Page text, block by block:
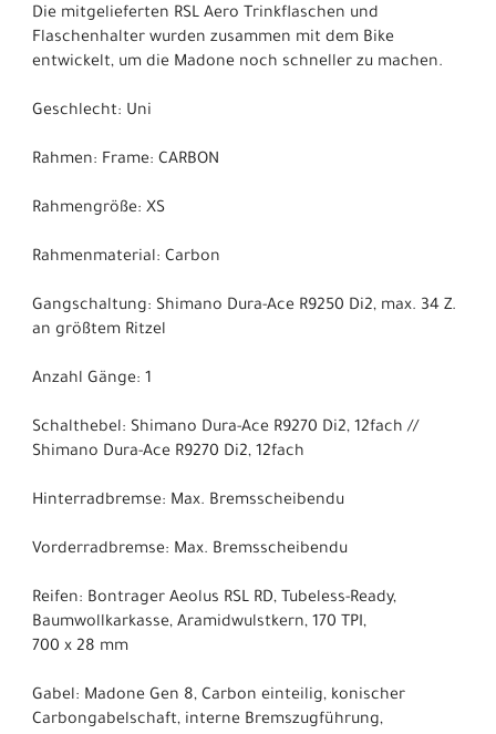
Die mitgelieferten RSL Aero Trinkflaschen und
Flaschenhalter wurden zusammen mit dem Bike
entwickelt, um die Madone noch schneller zu machen.
Geschlecht: Uni
Rahmen: Frame: CARBON
Rahmengröße: XS
Rahmenmaterial: Carbon
Gangschaltung: Shimano Dura-Ace R9250 Di2, max. 34 Z.
an größtem Ritzel
Anzahl Gänge: 1
Schalthebel: Shimano Dura-Ace R9270 Di2, 12fach //
Shimano Dura-Ace R9270 Di2, 12fach
Hinterradbremse: Max. Bremsscheibendu
Vorderradbremse: Max. Bremsscheibendu
Reifen: Bontrager Aeolus RSL RD, Tubeless-Ready,
Baumwollkarkasse, Aramidwulstkern, 170 TPI,
700 x 28 mm
Gabel: Madone Gen 8, Carbon einteilig, konischer
Carbongabelschaft, interne Bremszugführung,